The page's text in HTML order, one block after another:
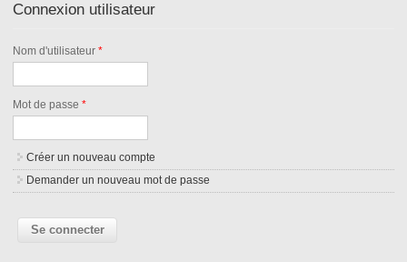
Connexion utilisateur
Nom d'utilisateur*
Mot de passe*
Créer un nouveau compte
Demander un nouveau mot de passe